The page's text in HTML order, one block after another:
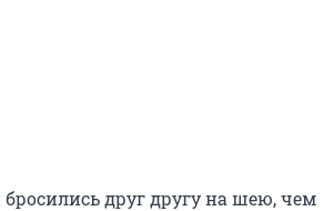
бросились друг другу на шею, чем